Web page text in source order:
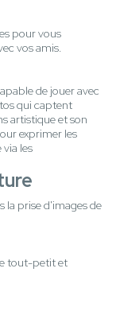
pour vous
vos amis.
de jouer avec
qui captent
artistique et son
exprimer les
les
la prise d'images de
tout-petit et